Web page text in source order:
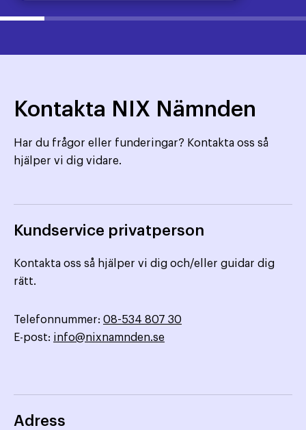
Kontakta NIX Nämnden
Har du frågor eller funderingar? Kontakta oss så
hjälper vi dig vidare.
Kundservice privatperson
Kontakta oss så hjälper vi dig och/eller guidar dig
rätt.
Telefonnummer: 08-534 807 30
E-post: info@nixnamnden.se
Adress